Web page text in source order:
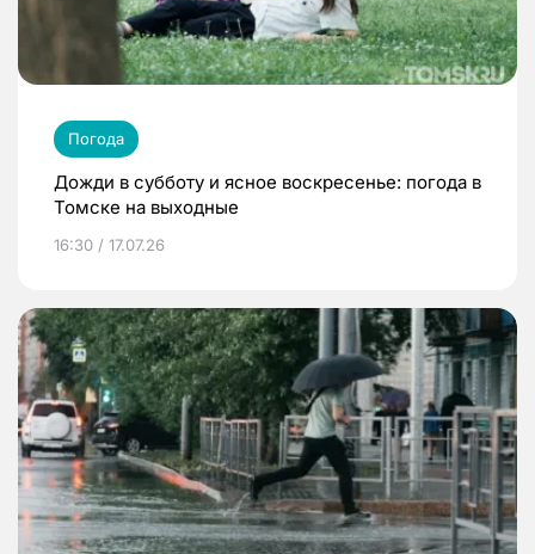
Погода
Дожди в субботу и ясное воскресенье: погода в
Томске на выходные
16:30 / 17.07.26